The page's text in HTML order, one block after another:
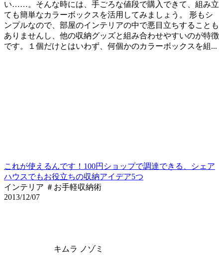
い……。そんな時には、手ごろな値段で購入できて、組み立
ても簡単なカラーボックスを活用してみましょう。 形もシ
ンプルなので、部屋のインテリアの中で悪目立ちすることも
ありませんし、他の収納グッズと組み合わせやすいのが特徴
です。１個だけとはいわず、何個かのカラーボックスを組...
これが使えるんです！100円ショップで調達できる、シェア
ハウスでもお役立ちの収納アイデア5つ
インテリア ＃お手軽収納術
2013/12/07
キムラ ノゾミ